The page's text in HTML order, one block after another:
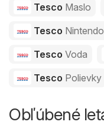
Tesco Maslo
Tesco
Tesco Voda
Tesco Polievky
Obľúbené